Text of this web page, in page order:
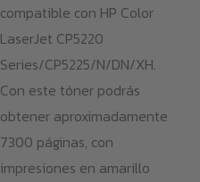
compatible con HP Color
LaserJet CP5220
Series/CP5225/N/DN/XH.
Con este tóner podrás
obtener aproximadamente
7300 páginas, con
impresiones en amarillo